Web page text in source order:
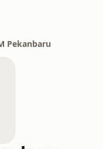
Pekanbaru